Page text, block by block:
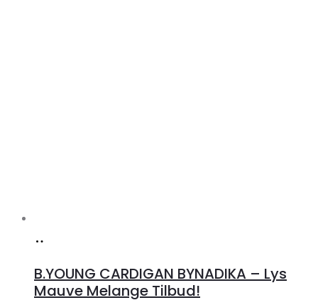
Klædeskabet.dk
B.YOUNG CARDIGAN BYNADIKA – Lys
Mauve Melange Tilbud!